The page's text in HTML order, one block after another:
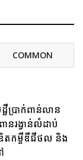
COMMON
ប្រាក់ពាន់លាន
នរង្វាន់លំដាប់
ឌិតកម្ចីឌីជីថល និង